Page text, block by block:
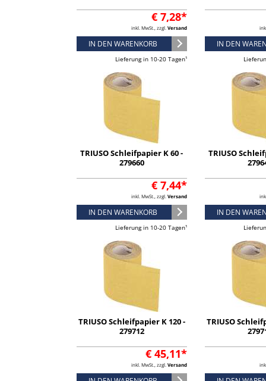
€ 7,28*
inkl. MwSt., zzgl. Versand
IN DEN WARENKORB
Lieferung in 10-20 Tagen¹
IN DEN
TRIUSO Schleifpapier K 60 -
279660
€ 7,44*
inkl. MwSt., zzgl. Versand
IN DEN WARENKORB
Lieferung in 10-20 Tagen¹
TRIUSO
IN DEN
TRIUSO Schleifpapier K 120 -
279712
€ 45,11*
inkl. MwSt., zzgl. Versand
TRIUSO